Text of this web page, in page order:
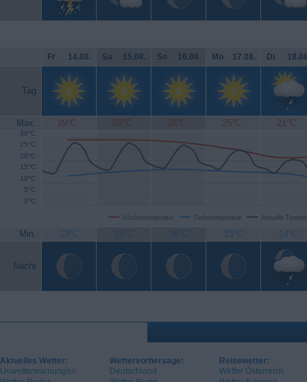
Fr. 14.08. Sa. 15.08. So. 16.08. Mo. 17.08. Di.
Tag
Max. 29°C 29°C 28°C 25°C 21°C
Höchsttemperatur Tiefsttemperatur Aktuelle
0°C
5°C
10°C
15°C
20°C
25°C
30°C
Min. 13°C 15°C 16°C 15°C 14°C
Nacht
Aktuelles Wetter:
Unwetterwarnungen
Wettervorhersage:
Deutschland
Reisewetter:
Wetter Österreich